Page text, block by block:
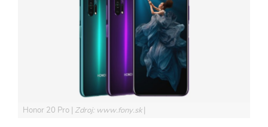
Honor 20 Pro Zdroj: www.fony.sk